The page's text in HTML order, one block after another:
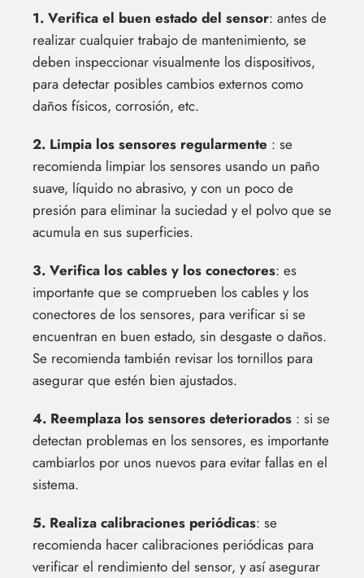
1. Verifica el buen estado del sensor: antes de
realizar cualquier trabajo de mantenimiento, se
deben inspeccionar visualmente los dispositivos,
para detectar posibles cambios externos como
daños físicos, corrosión, etc.
2. Limpia los sensores regularmente : se
recomienda limpiar los sensores usando un paño
suave, líquido no abrasivo, y con un poco de
presión para eliminar la suciedad y el polvo que se
acumula en sus superficies.
3. Verifica los cables y los conectores: es
importante que se comprueben los cables y los
conectores de los sensores, para verificar si se
encuentran en buen estado, sin desgaste o daños.
Se recomienda también revisar los tornillos para
asegurar que estén bien ajustados.
4. Reemplaza los sensores deteriorados : si se
detectan problemas en los sensores, es importante
cambiarlos por unos nuevos para evitar fallas en el
sistema.
5. Realiza calibraciones periódicas: se
recomienda hacer calibraciones periódicas para
verificar el rendimiento del sensor, y así asegurar